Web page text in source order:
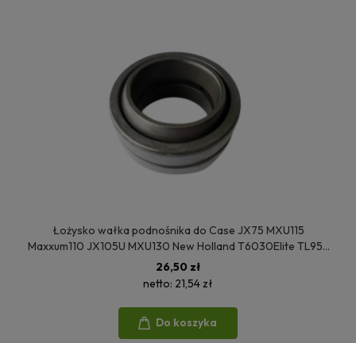
Łożysko wałka podnośnika do Case JX75 MXU115
Maxxum110 JX105U MXU130 New Holland T6030Elite TL95E
TS115ADelta T5060 TD95 705057 5109977
26,50 zł
netto: 21,54 zł
Do koszyka